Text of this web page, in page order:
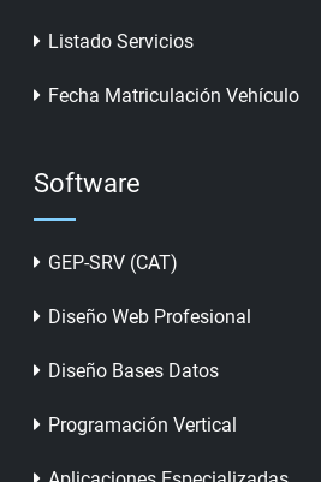
Listado Servicios
Fecha Matriculación Vehículo
Software
GEP-SRV (CAT)
Diseño Web Profesional
Diseño Bases Datos
Programación Vertical